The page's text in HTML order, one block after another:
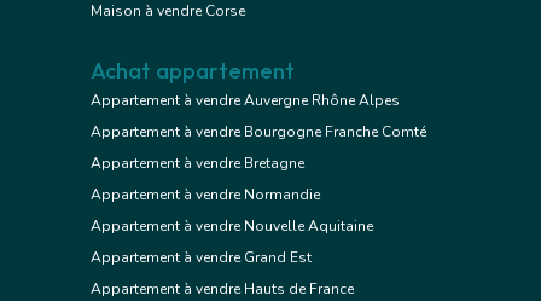
Maison à vendre Corse
Achat appartement
Appartement à vendre Auvergne Rhône Alpes
Appartement à vendre Bourgogne Franche Comté
Appartement à vendre Bretagne
Appartement à vendre Normandie
Appartement à vendre Nouvelle Aquitaine
Appartement à vendre Grand Est
Appartement à vendre Hauts de France